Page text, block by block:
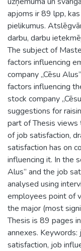
apjoms ir 89 lpp,
pielikumus.
darbu, darbu
The subject of
factors influencing
company „Cēsu
factors influencing
stock company
suggestions for
part of Thesis
of job satisfaction,
satisfaction has on
influencing it. In the
Alus” and the job
analysed using
employees point of
the major (most
Thesis is 89 pages
annexes. Keywords:
satisfaction, job